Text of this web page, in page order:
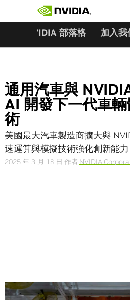
NVIDIA 部落格 加入我
通用汽車與
AI 開發下一代車
術
美國最大汽車製造商擴大與
速運算與模擬技術強化創新能力
2025 年 3 月 18 日 作者 NVIDIA
Share